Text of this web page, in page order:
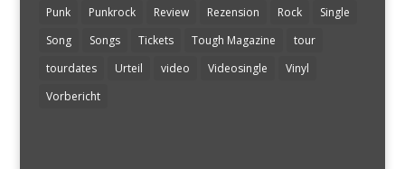
Punk
Punkrock Review Rezension Rock
Single
Song
Songs Tickets Tough Magazine
tour
tourdates
Urteil video Videosingle
Vinyl
Vorbericht